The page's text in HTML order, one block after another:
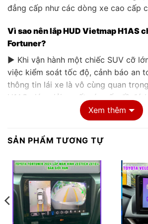
đẳng cấp như các dòng xe cao cấp
Vì sao nên lắp HUD Vietmap H1AS
Fortuner?
▶ Khi vận hành một chiếc SUV cỡ
việc kiểm soát tốc độ, cảnh báo an
thông tin lái xe là vô cùng quan
H1AS giúp giải quyết các vấn đề đó
thông tin cần thiết ngay trên kính lái,
cần rời mắt khỏi đường, từ đó nâng
sự tập trung.
chưa được trang bị HUD, vì vậy việc
lựa chọn nâng cấp thông minh cho
sự hiện đại và tiện nghi.
Xem thêm
SẢN PHẨM TƯƠNG TỰ